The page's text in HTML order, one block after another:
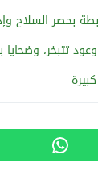
بحصر السلاح
تتبخر، وضحايا